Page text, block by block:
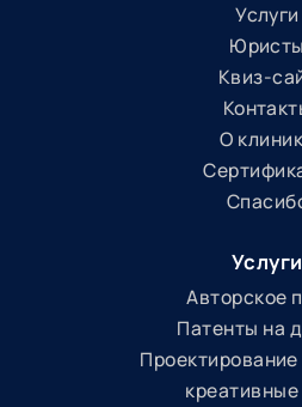
Услуги
Юристы
Квиз-
О
Услуги
Авторское
Патенты на
Проектирование